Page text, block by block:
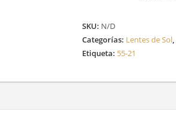
SKU: N/D
Categorías: Lentes de Sol,
Etiqueta: 55-21